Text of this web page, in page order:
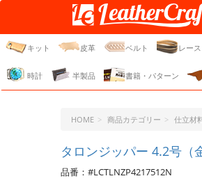
レザークラフト・ドッ
ジェーピー
キット 皮革 ベルト レース
時計 半製品 書籍・パターン
HOME 商品カテゴリー 仕立材
タロンジッパー 4.2号（
品番：#LCTLNZP4217512N